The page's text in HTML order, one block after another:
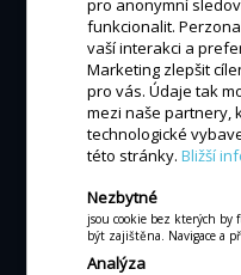
All-
pro anonymní
funkcionalit.
vaší interakci a
Marketing zlepšit
pro vás. Údaje tak
mezi naše partnery,
technologické
této stránky.Bližší
Nezbytné
jsou cookie bez kterých
být zajištěna. Navigace a
Analýza